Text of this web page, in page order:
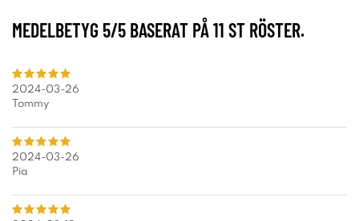
MEDELBETYG 5/5 BASERAT PÅ11 ST RÖSTER.
2024-03-26
Tommy
2024-03-26
Pia